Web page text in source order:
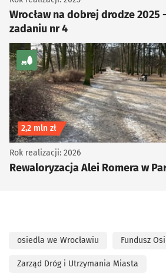
Wrocław na dobrej drodze 2025
zadaniu nr 4
kategoria Zieleń
Koszt inwestycji
2,2 mln zł
Rewaloryzacja Alei Romera w
Rok realizacji: 2026
osiedla we Wrocławiu Fundusz
Zarząd Dróg i Utrzymania Miasta